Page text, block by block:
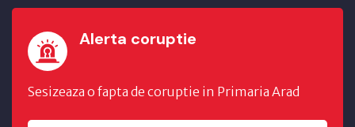
Alerta coruptie
Sesizeaza o fapta de coruptie in Primaria Arad